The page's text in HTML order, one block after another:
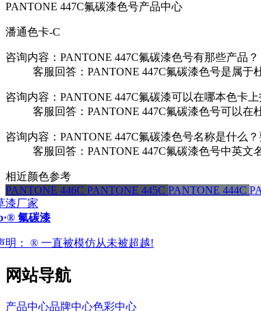
PANTONE 447C氟碳漆色号产品中心
潘通色卡-C
咨询内容：PANTONE 447C氟碳漆色号有那些产品？
客服回答：PANTONE 447C氟碳漆色号是属于
咨询内容：PANTONE 447C氟碳漆可以在哪本色卡
客服回答：PANTONE 447C氟碳漆色号可以在
咨询内容：PANTONE 447C氟碳漆色号名称是什么？
客服回答：PANTONE 447C氟碳漆色号中英文名
相近颜色参考
PANTONE 446C PANTONE 445C PANTONE 444C
氟碳漆
明： ® 一直被模仿从未被超越!
网站导航
产品中心品牌中心色彩中心